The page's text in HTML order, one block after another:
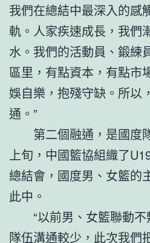
我們在總結中最深入的感
軌。人家疾速成長，我們
水。我們的活動員、鍛練
區里，有點資本，有點市
娛自樂，抱殘守缺。所以
通。”
第二個融通，是國度
上旬，中國籃協組織了
總結會，國度男、女籃的
此中。
“以前男、女籃聯動
隊伍溝通較少，此次我們